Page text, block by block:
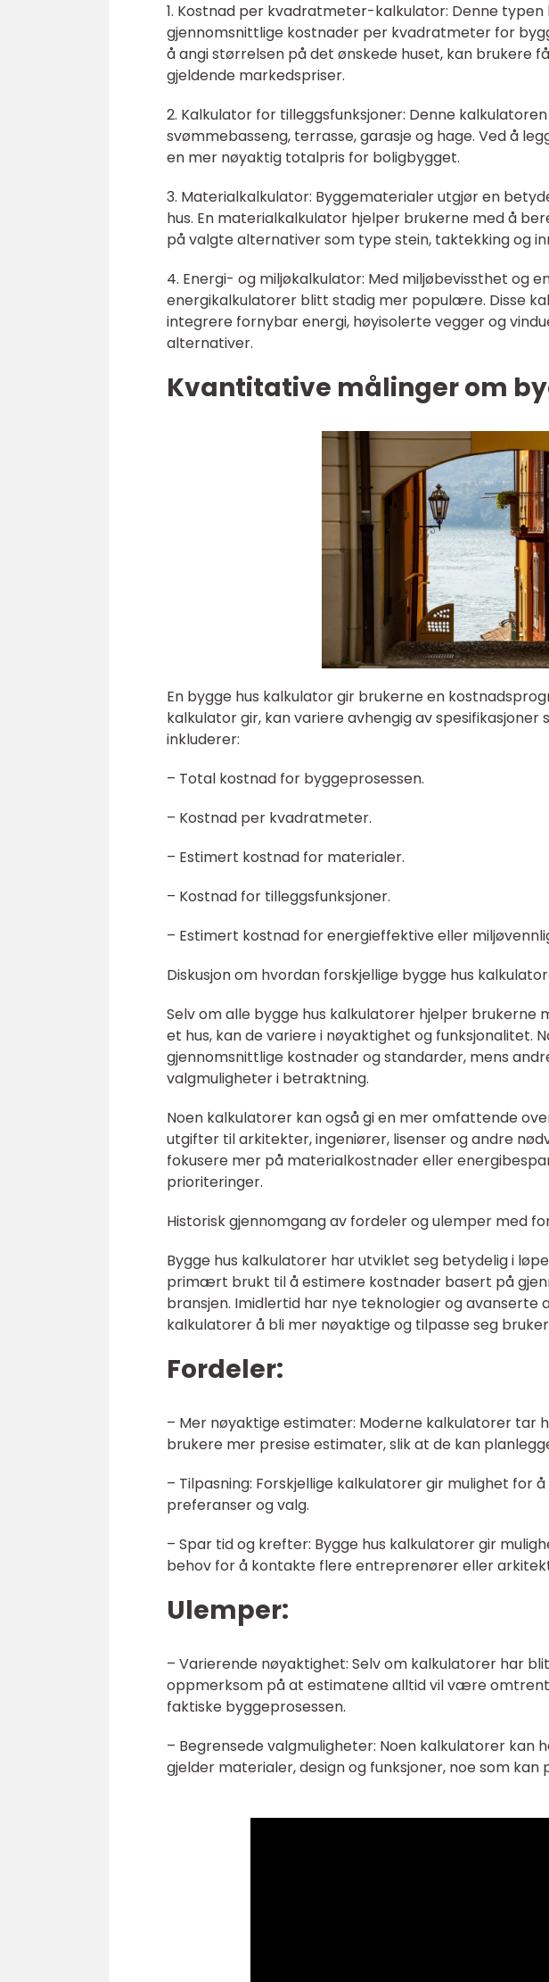
1. Kostnad per kvadratmeter-kalkulator: Denne
gjennomsnittlige kostnader per kvadratmeter for
å angi størrelsen på det ønskede huset, kan brukere
gjeldende markedspriser.
2. Kalkulator for tilleggsfunksjoner: Denne
svømmebasseng, terrasse, garasje og hage. Ved å
en mer nøyaktig totalpris for boligbygget.
3. Materialkalkulator: Byggematerialer utgjør en
hus. En materialkalkulator hjelper brukerne med å
på valgte alternativer som type stein, taktekking og
4. Energi- og miljøkalkulator: Med miljøbevissthet og
energikalkulatorer blitt stadig mer populære. Disse
integrere fornybar energi, høyisolerte vegger og
alternativer.
Kvantitative målinger om
En bygge hus kalkulator gir brukerne en
kalkulator gir, kan variere avhengig av spesifikasjoner
inkluderer:
– Total kostnad for byggeprosessen.
– Kostnad per kvadratmeter.
– Estimert kostnad for materialer.
– Kostnad for tilleggsfunksjoner.
– Estimert kostnad for energieffektive eller
Diskusjon om hvordan forskjellige bygge hus
Selv om alle bygge hus kalkulatorer hjelper brukerne
et hus, kan de variere i nøyaktighet og funksjonalitet.
gjennomsnittlige kostnader og standarder, mens
valgmuligheter i betraktning.
Noen kalkulatorer kan også gi en mer omfattende
utgifter til arkitekter, ingeniører, lisenser og andre
fokusere mer på materialkostnader eller
prioriteringer.
Historisk gjennomgang av fordeler og ulemper med
Bygge hus kalkulatorer har utviklet seg betydelig i
primært brukt til å estimere kostnader basert på
bransjen. Imidlertid har nye teknologier og
kalkulatorer å bli mer nøyaktige og tilpasse seg
Fordeler:
– Mer nøyaktige estimater: Moderne kalkulatorer tar
brukere mer presise estimater, slik at de kan
– Tilpasning: Forskjellige kalkulatorer gir mulighet for
preferanser og valg.
– Spar tid og krefter: Bygge hus kalkulatorer gir
behov for å kontakte flere entreprenører eller
Ulemper:
– Varierende nøyaktighet: Selv om kalkulatorer har
oppmerksom på at estimatene alltid vil være
faktiske byggeprosessen.
– Begrensede valgmuligheter: Noen kalkulatorer kan
gjelder materialer, design og funksjoner, noe som